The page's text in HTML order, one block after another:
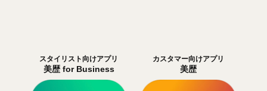
スタイリスト向けアプリ
美歴 for Business
カスタマー向けアプリ
美歴